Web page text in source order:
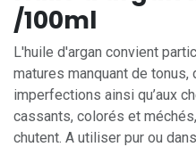
/100ml
L'huile d'argan convient
matures manquant de
imperfections ainsi qu’aux
cassants, colorés et
chutent. A utiliser pur ou